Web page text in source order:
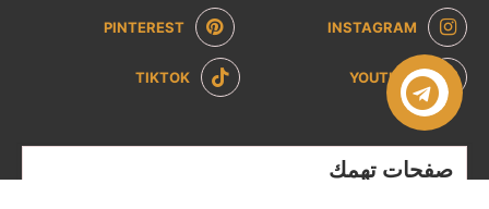
INSTAGRAM
PINTEREST
YOUTUBE
TIKTOK
صفحات تهمك